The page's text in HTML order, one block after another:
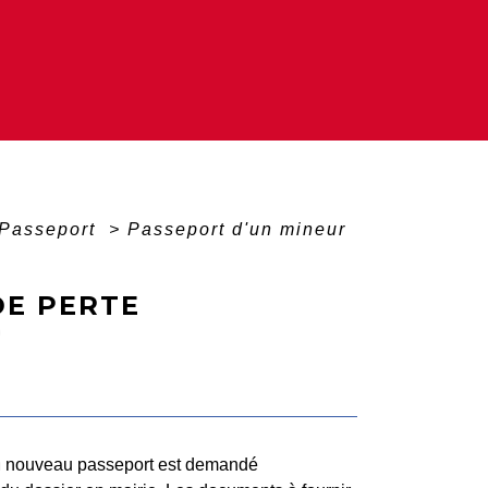
> Passeport d'un mineur
PERTE
passeport est demandé